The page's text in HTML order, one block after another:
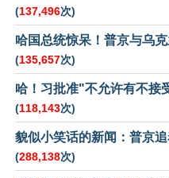
(137,496次)
哈国总统惊呆！普京与乌
(135,657次)
哈！习批准"不允许有不接
(118,143次)
貌似小笑话的新闻：普京
(288,138次)